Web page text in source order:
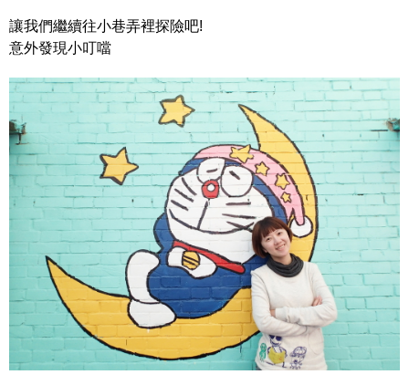
讓我們繼續往小巷弄裡探險吧!
意外發現小叮噹